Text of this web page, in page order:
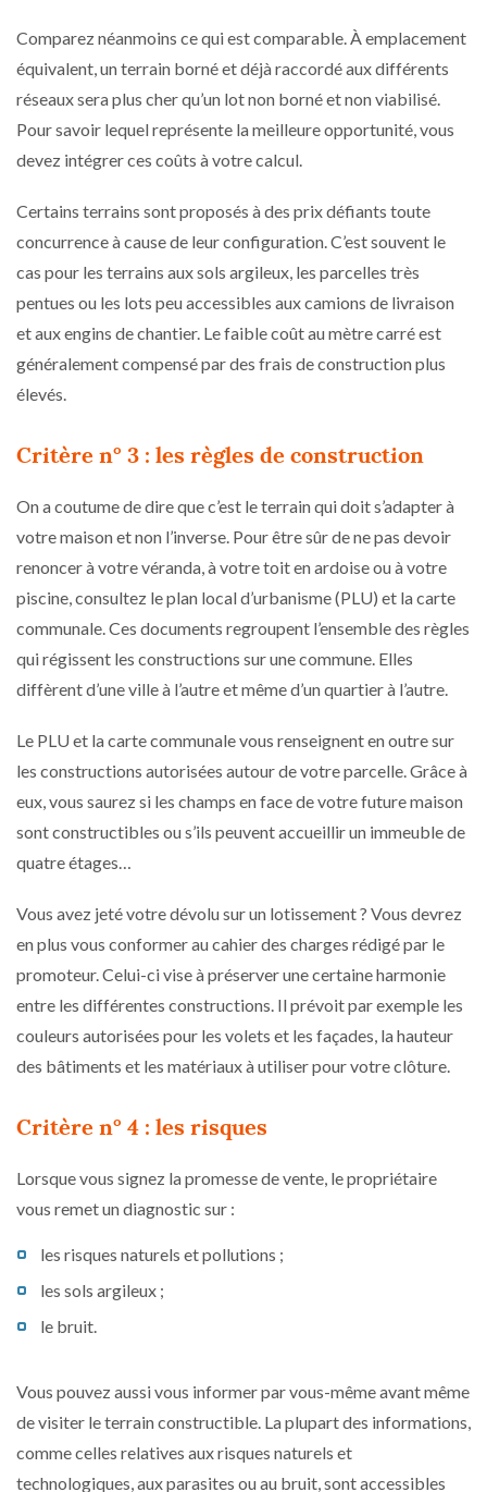
Comparez néanmoins ce qui est comparable. À emplacement
équivalent, un terrain borné et déjà raccordé aux différents
réseaux sera plus cher qu’un lot non borné et non viabilisé.
Pour savoir lequel représente la meilleure opportunité, vous
devez intégrer ces coûts à votre calcul.
Certains terrains sont proposés à des prix défiants toute
concurrence à cause de leur configuration. C’est souvent le
cas pour les terrains aux sols argileux, les parcelles très
pentues ou les lots peu accessibles aux camions de livraison
et aux engins de chantier. Le faible coût au mètre carré est
généralement compensé par des frais de construction plus
élevés.
Critère n° 3 : les règles de construction
On a coutume de dire que c’est le terrain qui doit s’adapter à
votre maison et non l’inverse. Pour être sûr de ne pas devoir
renoncer à votre véranda, à votre toit en ardoise ou à votre
piscine, consultez le plan local d’urbanisme (PLU) et la carte
communale. Ces documents regroupent l’ensemble des règles
qui régissent les constructions sur une commune. Elles
diffèrent d’une ville à l’autre et même d’un quartier à l’autre.
Le PLU et la carte communale vous renseignent en outre sur
les constructions autorisées autour de votre parcelle. Grâce à
eux, vous saurez si les champs en face de votre future maison
sont constructibles ou s’ils peuvent accueillir un immeuble de
quatre étages…
Vous avez jeté votre dévolu sur un lotissement ? Vous devrez
en plus vous conformer au cahier des charges rédigé par le
promoteur. Celui-ci vise à préserver une certaine harmonie
entre les différentes constructions. Il prévoit par exemple les
couleurs autorisées pour les volets et les façades, la hauteur
des bâtiments et les matériaux à utiliser pour votre clôture.
Critère n° 4 : les risques
Lorsque vous signez la promesse de vente, le propriétaire
vous remet un diagnostic sur :
les risques naturels et pollutions ;
les sols argileux ;
le bruit.
Vous pouvez aussi vous informer par vous-même avant même
de visiter le terrain constructible. La plupart des informations,
comme celles relatives aux risques naturels et
technologiques, aux parasites ou au bruit, sont accessibles